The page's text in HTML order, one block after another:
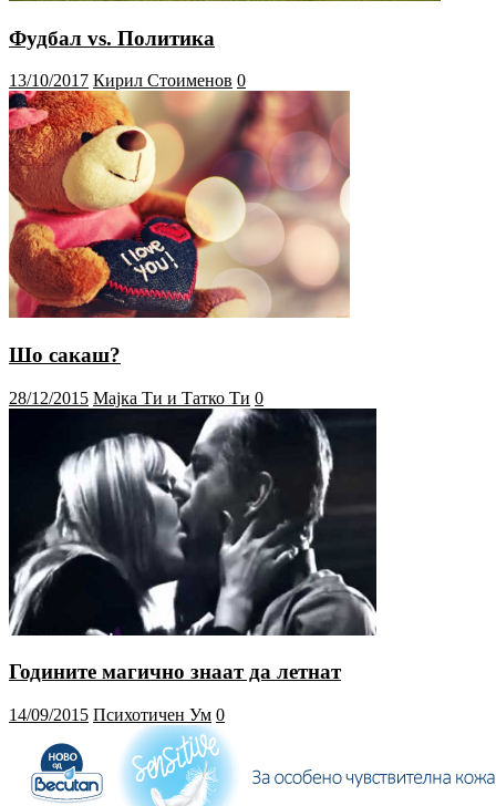
Фудбал vs. Политика
13/10/2017 Кирил Стоименов 0
Шо сакаш?
28/12/2015 Мајка Ти и Татко Ти 0
Годините магично знаат да летнат
14/09/2015 Психотичен Ум 0